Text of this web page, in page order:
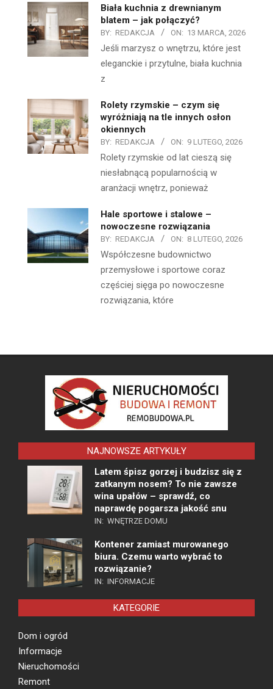
Biała kuchnia z drewnianym
blatem – jak połączyć?
BY: REDAKCJA ON: 13 MARCA, 2026
Jeśli marzysz o wnętrzu, które jest
eleganckie i przytulne, biała kuchnia
z
Rolety rzymskie – czym się
wyróżniają na tle innych osłon
okiennych
BY: REDAKCJA ON: 9 LUTEGO, 2026
Rolety rzymskie od lat cieszą się
niesłabnącą popularnością w
aranżacji wnętrz, ponieważ
Hale sportowe i stalowe –
nowoczesne rozwiązania
BY: REDAKCJA ON: 8 LUTEGO, 2026
Współczesne budownictwo
przemysłowe i sportowe coraz
częściej sięga po nowoczesne
rozwiązania, które
NAJNOWSZE ARTYKUŁY
Latem śpisz gorzej i budzisz się z
zatkanym nosem? To nie zawsze
wina upałów – sprawdź, co
naprawdę pogarsza jakość snu
IN: WNĘTRZE DOMU
Kontener zamiast murowanego
biura. Czemu warto wybrać to
rozwiązanie?
IN: INFORMACJE
KATEGORIE
Dom i ogród
Informacje
Nieruchomości
Remont